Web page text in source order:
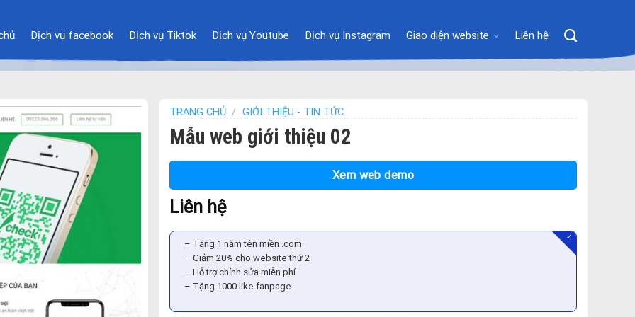
Dịch vụ facebook Dịch vụ Tiktok Dịch vụ Youtube Dịch vụ Instagram Giao diện website Liên hệ
TRANG CHỦ / GIỚI THIỆU - TIN TỨC
Mẫu web giới thiệu 02
Xem web demo
Liên hệ
– Tặng 1 năm tên miền .com
– Giảm 20% cho website thứ 2
– Hỗ trợ chỉnh sửa miễn phí
– Tặng 1000 like fanpage
✓